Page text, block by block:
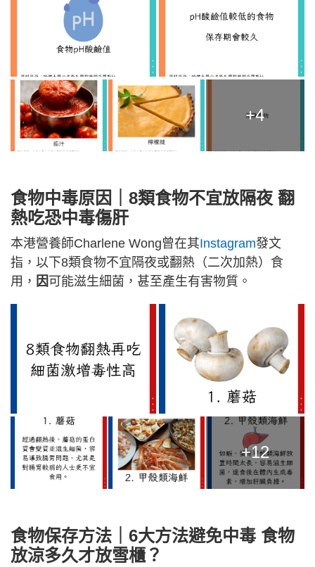
+4
食物中毒原因｜8類食物不宜放隔夜 翻
熱吃恐中毒傷肝
本港營養師Charlene Wong曾在其Instagram發文
指，以下8類食物不宜隔夜或翻熱（二次加熱）食
用， 因 可能滋生細菌，甚至產生有害物質。
+12
食物保存方法｜6大方法避免中毒 食物
放涼多久才放雪櫃？